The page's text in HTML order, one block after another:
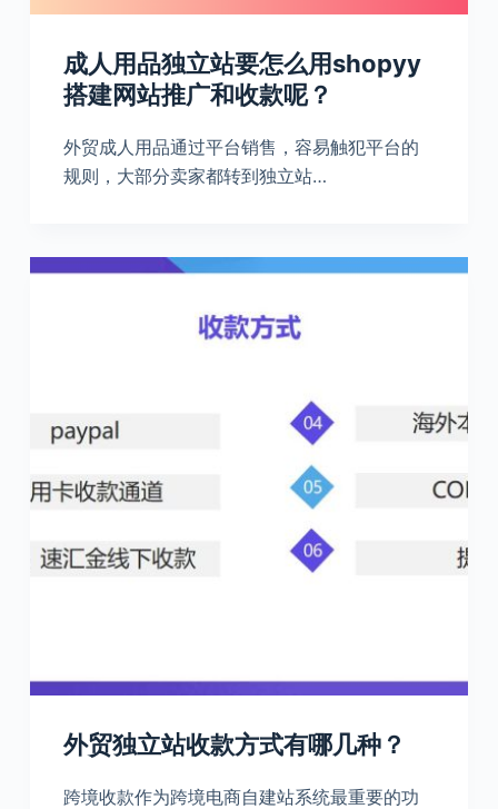
成人用品独立站要怎么用shopyy
搭建网站推广和收款呢？
外贸成人用品通过平台销售，容易触犯平台的
规则，大部分卖家都转到独立站…
外贸独立站收款方式有哪几种？
跨境收款作为跨境电商自建站系统最重要的功